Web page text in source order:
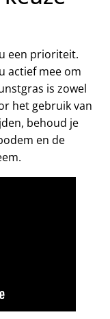
een prioriteit.
actief mee om
is zowel
het gebruik van
behoud je
en de